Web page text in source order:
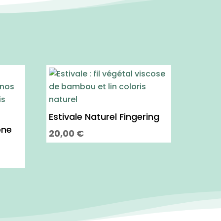
Estivale Naturel Fingering
20,00 €
Ce